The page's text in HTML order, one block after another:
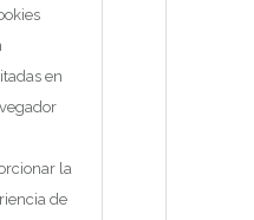
en
la
de